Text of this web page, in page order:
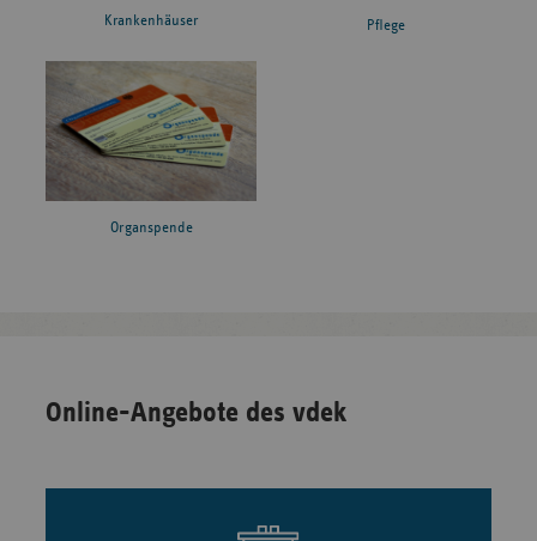
Krankenhäuser Pflege
Organspende
Online-Angebote des vdek